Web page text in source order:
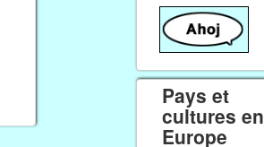
Pays et
cultures en
Europe